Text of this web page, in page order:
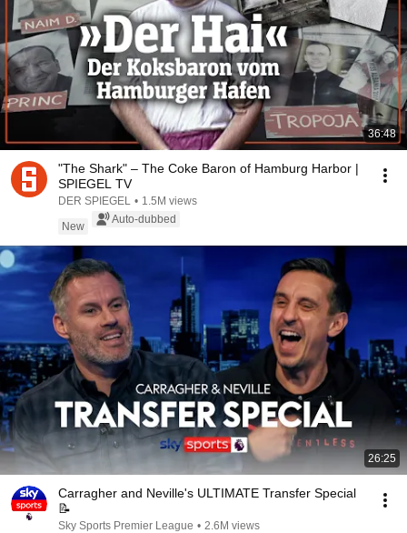
36:48
"The Shark" – The Coke Baron of Hamburg Harbor |
SPIEGEL TV
DER SPIEGEL • 1.5M views
New
Auto-dubbed
26:25
Carragher and Neville's ULTIMATE Transfer Special
📝
Sky Sports Premier League • 2.6M views